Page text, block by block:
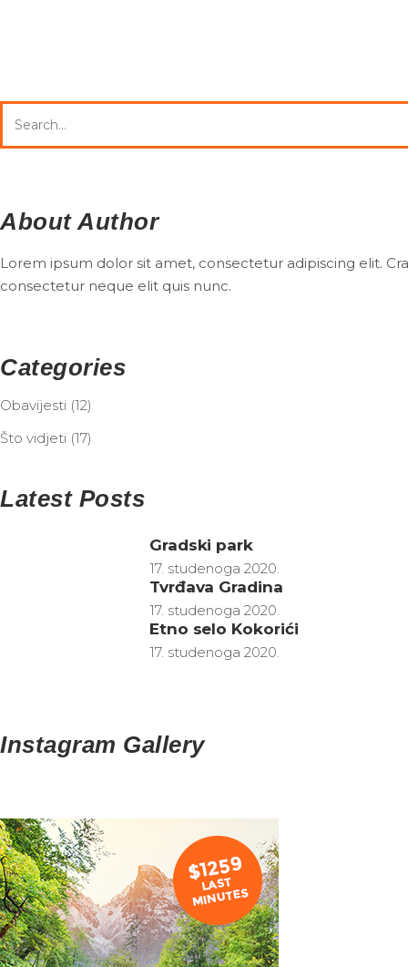
About Author
Lorem ipsum dolor sit amet, consectetur adipiscing elit.
consectetur neque elit quis nunc.
Categories
Obavijesti (12)
Što vidjeti (17)
Latest Posts
Gradski park
17. studenoga 2020.
Tvrđava Gradina
17. studenoga 2020.
Etno selo Kokorići
17. studenoga 2020.
Instagram Gallery